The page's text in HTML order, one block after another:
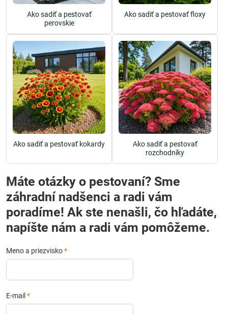
Ako sadiť a pestovať
perovskie
Ako sadiť a pestovať floxy
Ako sadiť a pestovať kokardy
Ako sadiť a pestovať
rozchodníky
Máte otázky o pestovaní? Sme
záhradní nadšenci a radi vám
poradíme! Ak ste nenašli, čo hľadáte,
napíšte nám a radi vám pomôžeme.
Meno a priezvisko*
E-mail *